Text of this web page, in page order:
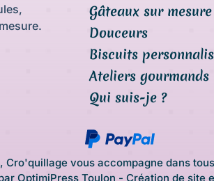
Gâteaux sur mesure
Douceurs
Biscuits
Ateliers gourmands
Qui suis-je ?
Cro'quillage vous accompagne dans
OptimiPress Toulon - Création de site